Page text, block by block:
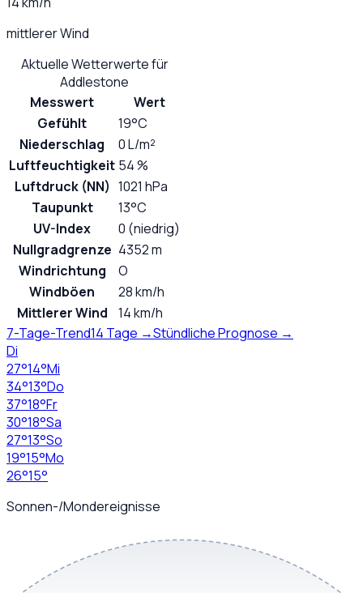
mittlerer Wind
Aktuelle Wetterwerte für
Addlestone
Messwert
Wert
Gefühlt
19°C
Niederschlag
0 L/m²
Luftfeuchtigkeit 54 %
Luftdruck (NN) 1021 hPa
Taupunkt
13°C
UV-Index
0 (niedrig)
Nullgradgrenze 4352 m
Windrichtung
O
Windböen
28 km/h
Mittlerer Wind
14 km/h
7-Tage-Trend14 Tage →Stündliche Prognose →
Di
27°14°Mi
34°13°Do
37°18°Fr
30°18°Sa
27°13°So
19°15°Mo
26°15°
Sonnen-/Mondereignisse